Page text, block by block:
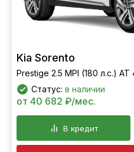
Kia Sorento
Prestige 2.5 MPI (180 л.с.) АТ
Статус: в наличии
от 40 682 ₽/мес.
В кредит